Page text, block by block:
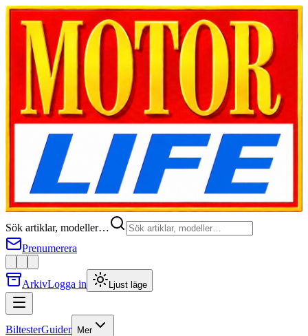
Sök artiklar, modeller…
Prenumerera
ArkivLogga in Ljust läge
BiltesterGuider Mer